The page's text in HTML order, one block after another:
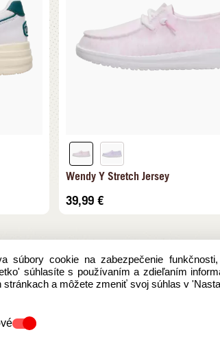
Wendy Y Stretch Jersey
39,99 €
súbory cookie na zabezpečenie
súhlasíte s používaním a zdieľaním
a môžete zmeniť svoj súhlas v